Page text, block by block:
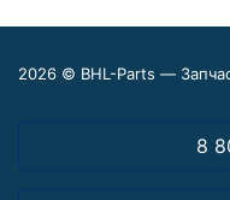
2026 © BHL-Parts —
8